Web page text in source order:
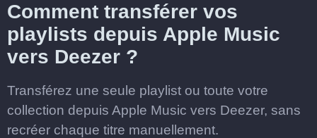
Comment transférer vos
playlists depuis Apple Music
vers Deezer ?
Transférez une seule playlist ou toute votre
collection depuis Apple Music vers Deezer, sans
recréer chaque titre manuellement.